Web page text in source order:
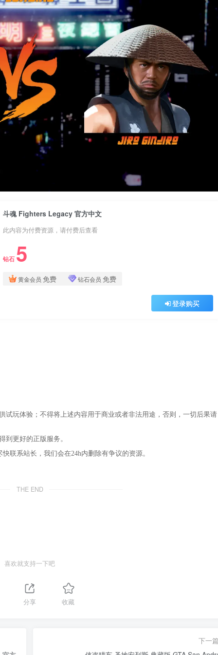
斗魂 Fighters Legacy 官方中文
此内容为付费资源，请付费后查看
钻石 5
黄金会员 免费 钻石会员 免费
登录购买
试玩体验；不得将上述内容用于商业或者非法用途，否则，一切后果请
到更好的正版服务。
联系站长，我们会在24h内删除有争议的资源。
THE END
喜欢就支持一下吧
分享 收藏
下一篇